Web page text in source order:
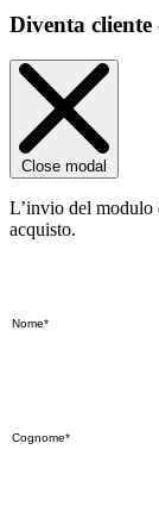
Diventa
Close modal
L’invio del modulo
acquisto.